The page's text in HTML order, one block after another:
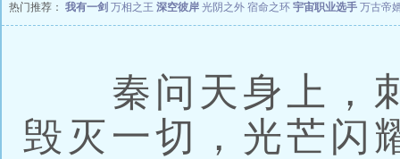
热门推荐： 我有一剑 万相之王 深空彼岸 光阴之外 宿命之环 宇宙职业选手 万古帝
秦问天身上，刺
毁灭一切，光芒闪